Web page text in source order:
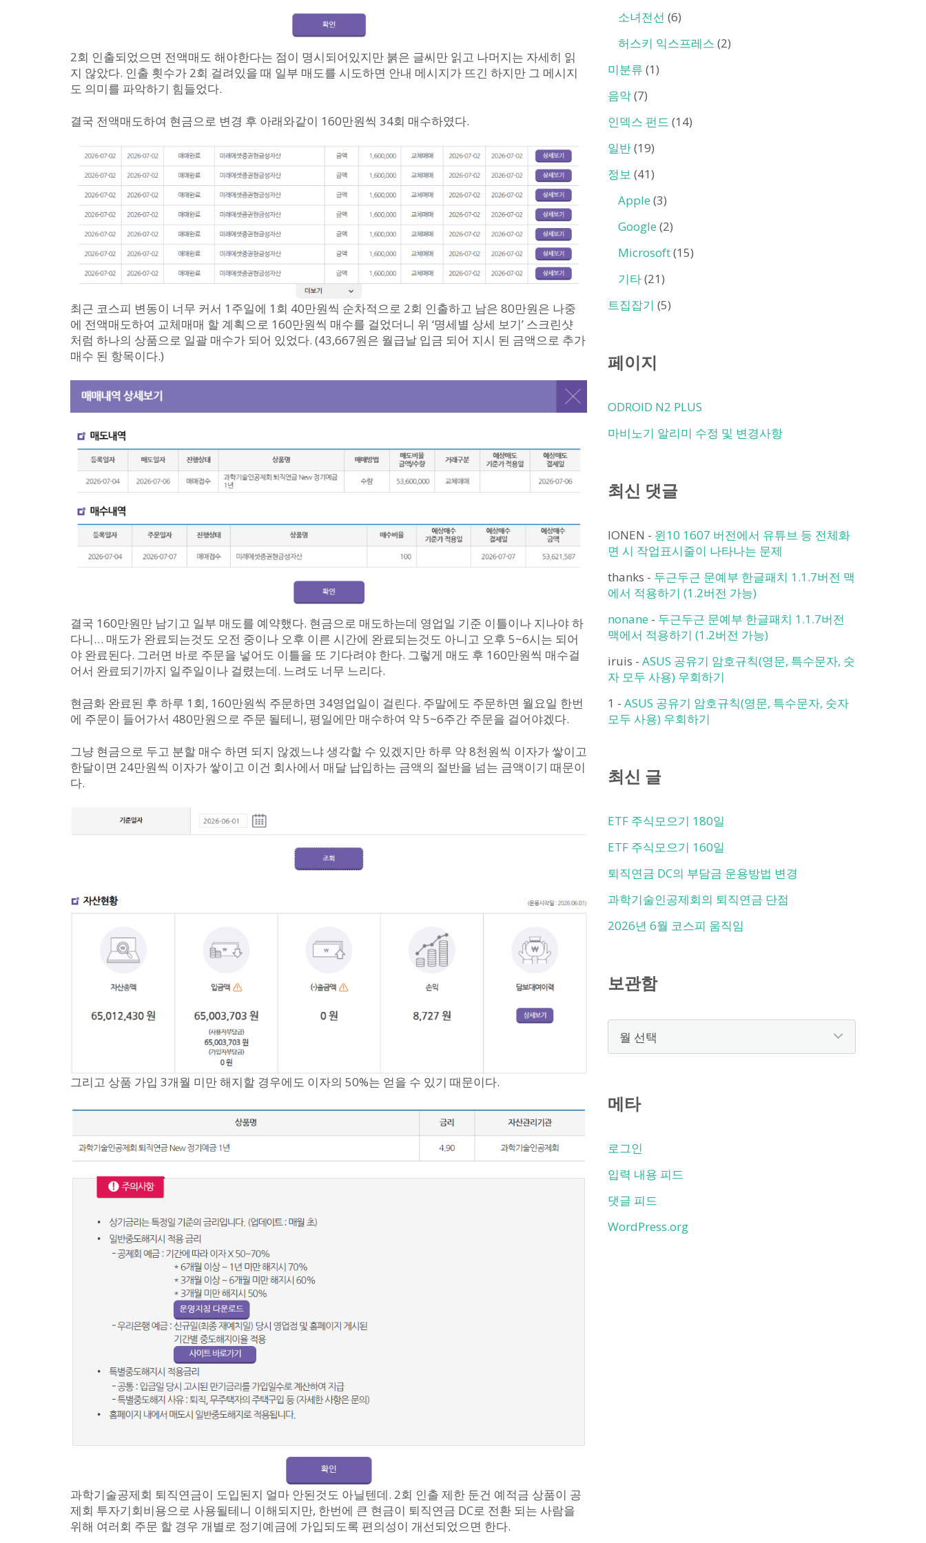
2회 인출되었으면 전액매도 해야한다는 점이 명시되어있지만 붉은 글씨만 읽고 나머지는 자세히 읽
지 않았다. 인출 횟수가 2회 걸려있을 때 일부 매도를 시도하면 안내 메시지가 뜨긴 하지만 그 메시지
도 의미를 파악하기 힘들었다.
결국 전액매도하여 현금으로 변경 후 아래와같이 160만원씩 34회 매수하였다.
최근 코스피 변동이 너무 커서 1주일에 1회 40만원씩 순차적으로 2회 인출하고 남은 80만원은 나중
에 전액매도하여 교체매매 할 계획으로 160만원씩 매수를 걸었더니 위 ‘명세별 상세 보기’ 스크린샷
처럼 하나의 상품으로 일괄 매수가 되어 있었다. (43,667원은 월급날 입금 되어 지시 된 금액으로 추가
매수 된 항목이다.)
결국 160만원만 남기고 일부 매도를 예약했다. 현금으로 매도하는데 영업일 기준 이틀이나 지나야 하
다니… 매도가 완료되는것도 오전 중이나 오후 이른 시간에 완료되는것도 아니고 오후 5~6시는 되어
야 완료된다. 그러면 바로 주문을 넣어도 이틀을 또 기다려야 한다. 그렇게 매도 후 160만원씩 매수걸
어서 완료되기까지 일주일이나 걸렸는데. 느려도 너무 느리다.
현금화 완료된 후 하루 1회, 160만원씩 주문하면 34영업일이 걸린다. 주말에도 주문하면 월요일 한번
에 주문이 들어가서 480만원으로 주문 될테니, 평일에만 매수하여 약 5~6주간 주문을 걸어야겠다.
그냥 현금으로 두고 분할 매수 하면 되지 않겠느냐 생각할 수 있겠지만 하루 약 8천원씩 이자가 쌓이고
한달이면 24만원씩 이자가 쌓이고 이건 회사에서 매달 납입하는 금액의 절반을 넘는 금액이기 때문이
다.
그리고 상품 가입 3개월 미만 해지할 경우에도 이자의 50%는 얻을 수 있기 때문이다.
과학기술공제회 퇴직연금이 도입된지 얼마 안된것도 아닐텐데. 2회 인출 제한 둔건 예적금 상품이 공
제회 투자기회비용으로 사용될테니 이해되지만, 한번에 큰 현금이 퇴직연금 DC로 전환 되는 사람을
위해 여러회 주문 할 경우 개별로 정기예금에 가입되도록 편의성이 개선되었으면 한다.
소녀전선 (6)
허스키 익스프레스 (2)
미분류 (1)
음악(7)
인덱스 펀드 (14)
일반(19)
정보 (41)
Apple (3)
Google (2)
Microsoft(15)
기타(21)
트집잡기 (5)
페이지
ODROID N2 PLUS
마비노기 알리미 수정 및 변경사항
최신 댓글
IONEN - 윈10 1607 버전에서 유튜브 등 전체화
면 시 작업표시줄이 나타나는 문제
thanks - 두근두근 문예부 한글패치 1.1.7버전 맥
에서 적용하기 (1.2버전 가능)
nonane - 두근두근 문예부 한글패치 1.1.7버전
맥에서 적용하기 (1.2버전 가능)
iruis - ASUS 공유기 암호규칙(영문, 특수문자, 숫
자 모두 사용) 우회하기
1 - ASUS 공유기 암호규칙(영문, 특수문자, 숫자
모두 사용) 우회하기
최신 글
ETF 주식모으기 180일
ETF 주식모으기 160일
퇴직연금 DC의 부담금 운용방법 변경
과학기술인공제회의 퇴직연금 단점
2026년 6월 코스피 움직임
보관함
메타
로그인
입력 내용 피드
댓글 피드
WordPress.org